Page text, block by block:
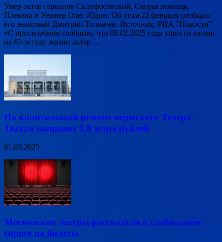
Умер актер сериалов Склифосовский, Скорая помощь,
Плевако и Универ Олег Юдин. Об этом 22 февраля сообщил
его знакомый Дмитрий Толкачев. Источник: РИА "Новости"
«С прискорбием сообщаю, что 05.02.2025 года ушел из жизни
на 63-м году жизни актер …
На капитальный ремонт пермского Театра-
Театра направят 1,8 млрд рублей
01.03.2025
Московские театры рассказали о стабильном
спросе на билеты